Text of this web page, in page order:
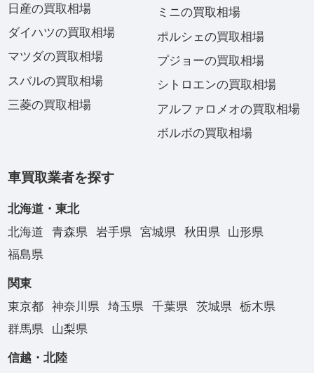
日産の買取相場
ダイハツの買取相場
マツダの買取相場
スバルの買取相場
三菱の買取相場
ミニの買取相場
ポルシェの買取相場
プジョーの買取相場
シトロエンの買取相場
アルファロメオの買取相場
ボルボの買取相場
車買取業者を探す
北海道・東北
北海道
青森県 岩手県 宮城県 秋田県
山形県
福島県
関東
東京都
神奈川県 埼玉県 千葉県 茨城県
栃木県
群馬県
山梨県
信越・北陸